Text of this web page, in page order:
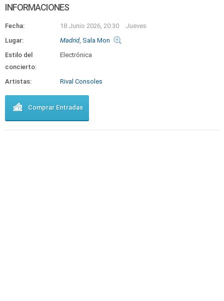
INFORMACIONES
Fecha: 18 Junio 2026, 20:30
Jueves
Lugar:
Madrid, Sala Mon
Estilo del
concierto:
Electrónica
Artistas: Rival Consoles
Comprar Entradas